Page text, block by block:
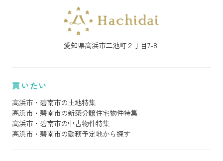
愛知県高浜市二池町２丁目7-8
買いたい
高浜市・碧南市の土地特集
高浜市・碧南市の新築分譲住宅物件特集
高浜市・碧南市の中古物件特集
高浜市・碧南市の勤務予定地から探す